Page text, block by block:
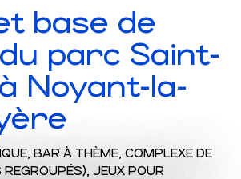
base de
parc Saint-
Noyant-la-
BAR À THÈME, COMPLEXE DE
JEUX POUR